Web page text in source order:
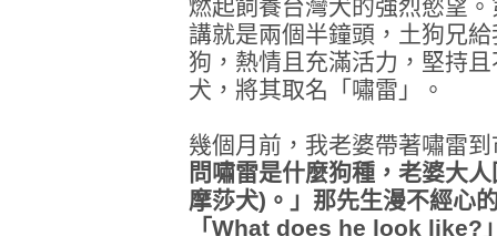
燃起飼養台灣犬的強烈慾望
講就是兩個半鐘頭，土狗兄
狗，熱情且充滿活力，堅持
犬，將其取名「嘯雷」。
幾個月前，我老婆帶著嘯雷
問嘯雷是什麼狗種，老婆大
摩莎犬)。」那先生漫不經心
「What does he look like?